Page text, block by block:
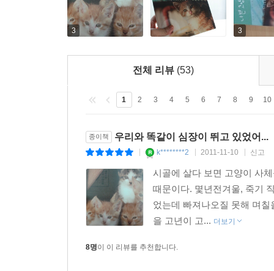
3 3
전체 리뷰 (53)
1 2 3 4 5 6 7 8 9 10
종이책 우리와 똑같이 심장이 뛰고 있었어...
k********2 2011-11-10 신고
시골에 살다 보면 고양이 사
때문이다. 몇년전겨울, 죽기
었는데 빠져나오질 못해 며
을 고년이 고... 더보기
8명이 이 리뷰를 추천합니다.